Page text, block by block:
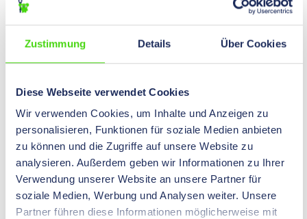
Zustimmung Details Über Cookies
Diese Webseite verwendet Cookies
Wir verwenden Cookies, um Inhalte und Anzeigen zu
personalisieren, Funktionen für soziale Medien anbieten
zu können und die Zugriffe auf unsere Website zu
analysieren. Außerdem geben wir Informationen zu Ihrer
Verwendung unserer Website an unsere Partner für
soziale Medien, Werbung und Analysen weiter. Unsere
Partner führen diese Informationen möglicherweise mit
Gewinde, M6, schwarz, 20 mm
Gewinde (M)
D 20
CH 21
e 8,5
Typ ECO
Inhalt:50 St(0,00 €* / 1
St)
Preise nach
Login